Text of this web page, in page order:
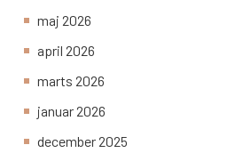
maj 2026
april 2026
marts 2026
januar 2026
december 2025